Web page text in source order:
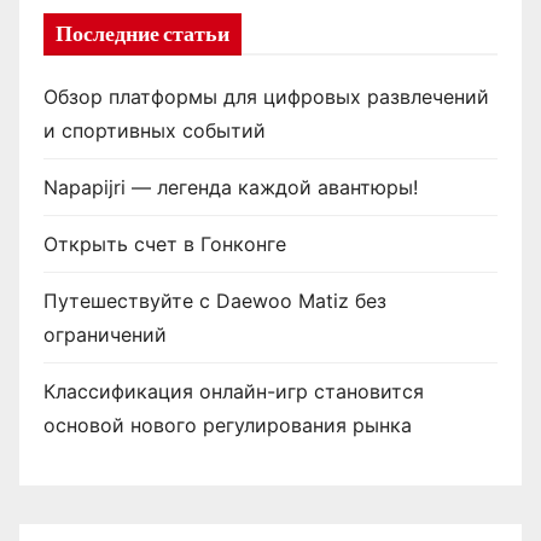
Последние статьи
Обзор платформы для цифровых развлечений
и спортивных событий
Napapijri — легенда каждой авантюры!
Открыть счет в Гонконге
Путешествуйте с Daewoo Matiz без
ограничений
Классификация онлайн-игр становится
основой нового регулирования рынка